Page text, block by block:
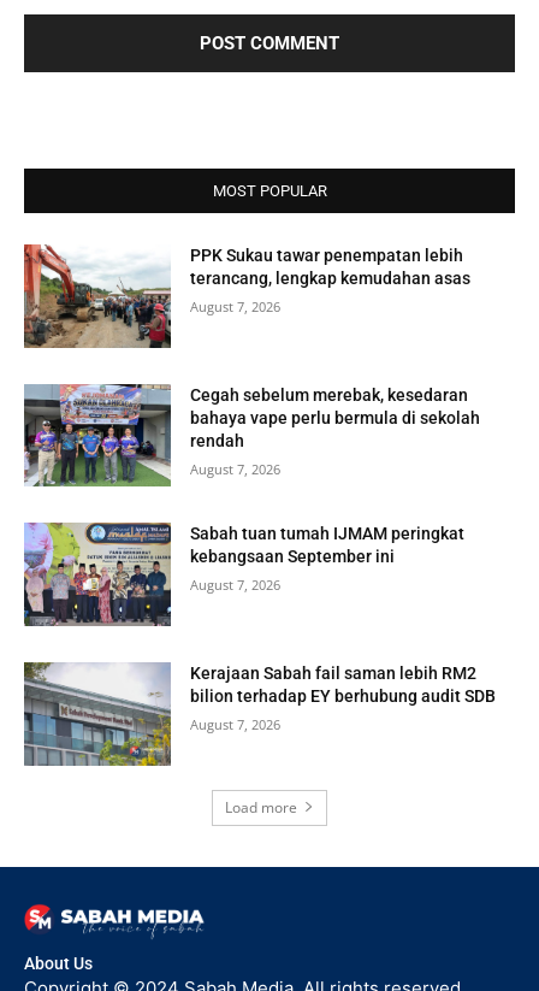
MOST POPULAR
PPK Sukau tawar penempatan lebih
terancang, lengkap kemudahan asas
August 7, 2026
Cegah sebelum merebak, kesedaran
bahaya vape perlu bermula di sekolah
rendah
August 7, 2026
Sabah tuan tumah IJMAM peringkat
kebangsaan September ini
August 7, 2026
Kerajaan Sabah fail saman lebih RM2
bilion terhadap EY berhubung audit SDB
August 7, 2026
Load more
About Us